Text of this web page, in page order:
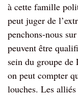
à cette famille
peut juger de
penchons-nous
peuvent être
sein du groupe
on peut compter
louches. Les